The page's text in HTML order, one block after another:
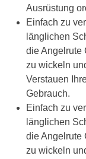
Ausrüstung
Einfach zu
länglichen
die Angelrute
zu wickeln
Verstauen
Gebrauch.
Einfach zu
länglichen
die Angelrute
zu wickeln